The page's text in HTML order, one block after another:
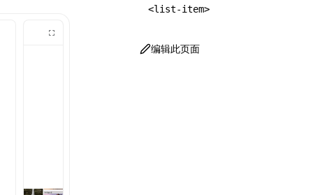
<list-item>
编辑此页面